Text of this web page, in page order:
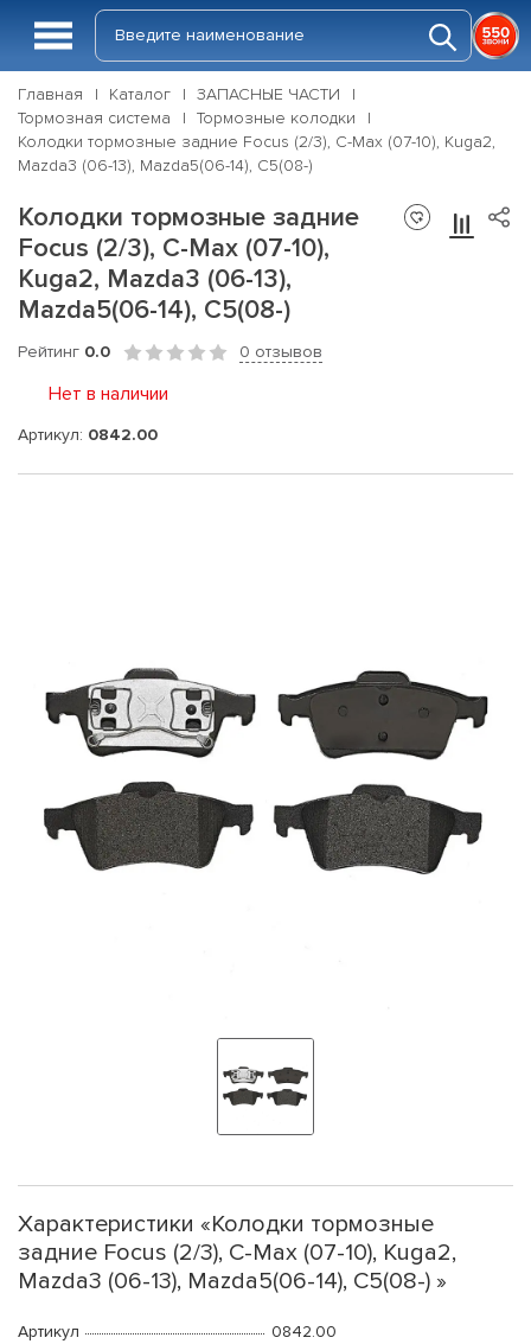
Главная Каталог
ЗАПАСНЫЕ ЧАСТИ
Тормозная система
Тормозные колодки
Колодки тормозные задние Focus (2/3), C-Max (07-10), Kuga2,
Mazda3 (06-13), Mazda5(06-14), C5(08-)
Колодки тормозные задние
Focus (2/3), C-Max (07-10),
Kuga2, Mazda3 (06-13),
Mazda5(06-14), C5(08-)
Рейтинг 0.0 0 отзывов
Нет в наличии
Артикул: 0842.00
Характеристики «Колодки тормозные
задние Focus (2/3), C-Max (07-10), Kuga2,
Mazda3 (06-13), Mazda5(06-14), C5(08-) »
Артикул
0842.00